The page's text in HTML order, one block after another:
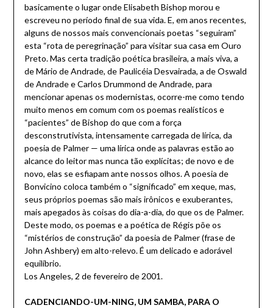
basicamente o lugar onde Elisabeth Bishop morou e
escreveu no período final de sua vida. E, em anos recentes,
alguns de nossos mais convencionais poetas “seguiram”
esta “rota de peregrinação” para visitar sua casa em Ouro
Preto. Mas certa tradição poética brasileira, a mais viva, a
de Mário de Andrade, de Paulicéia Desvairada, a de Oswald
de Andrade e Carlos Drummond de Andrade, para
mencionar apenas os modernistas, ocorre-me como tendo
muito menos em comum com os poemas realísticos e
“pacientes” de Bishop do que com a força
desconstrutivista, intensamente carregada de lírica, da
poesia de Palmer — uma lírica onde as palavras estão ao
alcance do leitor mas nunca tão explícitas; de novo e de
novo, elas se esfiapam ante nossos olhos. A poesia de
Bonvicino coloca também o “significado” em xeque, mas,
seus próprios poemas são mais irônicos e exuberantes,
mais apegados às coisas do dia-a-dia, do que os de Palmer.
Deste modo, os poemas e a poética de Régis põe os
“mistérios de construção” da poesia de Palmer (frase de
John Ashbery) em alto-relevo. É um delicado e adorável
equilíbrio.
Los Angeles, 2 de fevereiro de 2001.
CADENCIANDO-UM-NING, UM SAMBA, PARA O